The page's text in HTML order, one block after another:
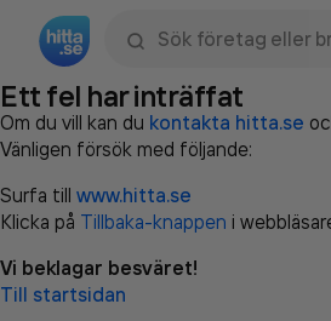
Ett fel har inträffat
Om du vill kan du kontakta hitta.se
Vänligen försök med följande:
Surfa till www.hitta.se
Klicka på Tillbaka-knappen i
Vi beklagar besväret!
Till startsidan